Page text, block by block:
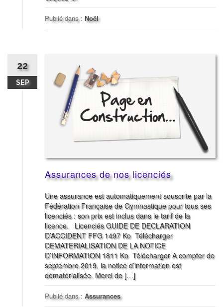
Publié dans : Noël
22
SEP
Assurances de nos licenciés
Une assurance est automatiquement souscrite par la
Fédération Française de Gymnastique pour tous ses
licenciés : son prix est inclus dans le tarif de la
licence. Licenciés GUIDE DE DECLARATION
D’ACCIDENT FFG 1497 Ko Télécharger
DEMATERIALISATION DE LA NOTICE
D’INFORMATION 1811 Ko Télécharger A compter de
septembre 2019, la notice d’information est
dématérialisée. Merci de […]
Publié dans : Assurances